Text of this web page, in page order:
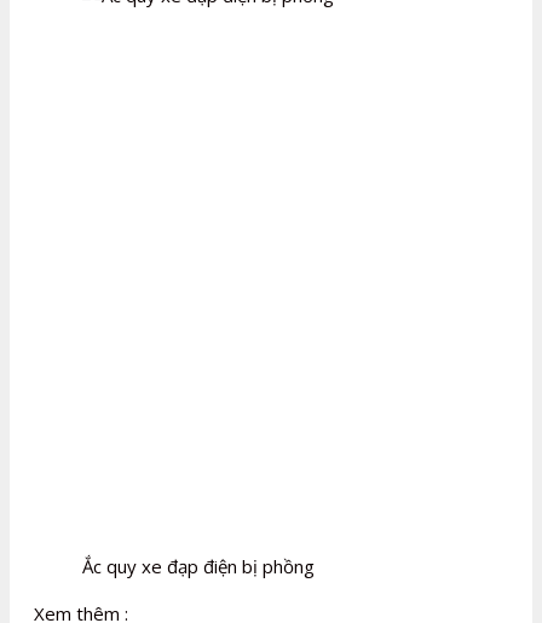
Ắc quy xe đạp điện bị phồng
Xem thêm :